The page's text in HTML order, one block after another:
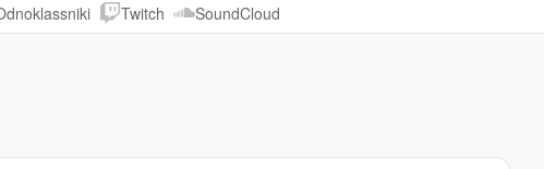
Twitch SoundCloud